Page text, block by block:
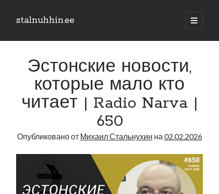
stalnuhhin.ee
отрыть
Боковая
панель
Поиск
Рубрики
Интервью
Книга
Нарва и северо-восток
Обзор прессы
Эстонские новости,
которые мало кто
читает | Radio Narva |
650
Опубликовано от Михаил Стальнухин на 02.02.2026